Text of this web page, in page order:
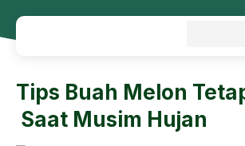
Tips Buah Melon
Saat Musim Hujan